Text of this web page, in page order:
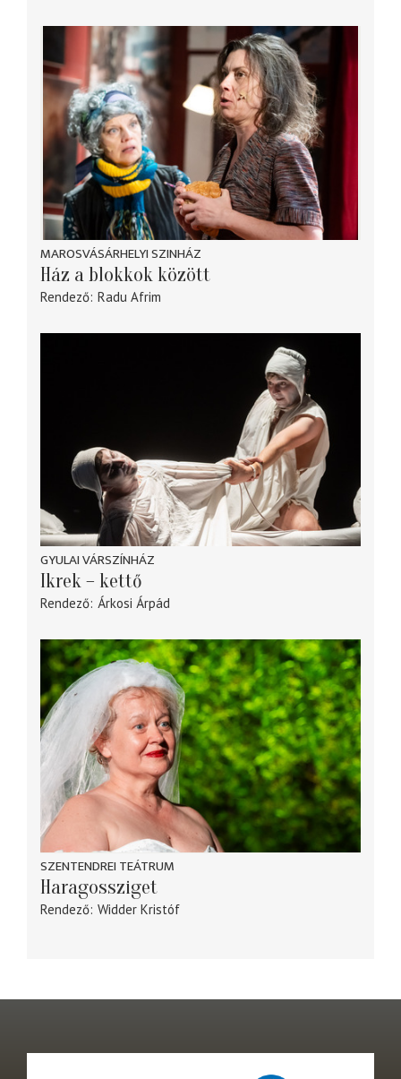
MAROSVÁSÁRHELYI SZINHÁZ
Ház a blokkok között
Rendező Radu Afrim
GYULAI VÁRSZÍNHÁZ
Ikrek – kettő
Rendező Árkosi Árpád
SZENTENDREI TEÁTRUM
Haragossziget
Rendező Widder Kristóf